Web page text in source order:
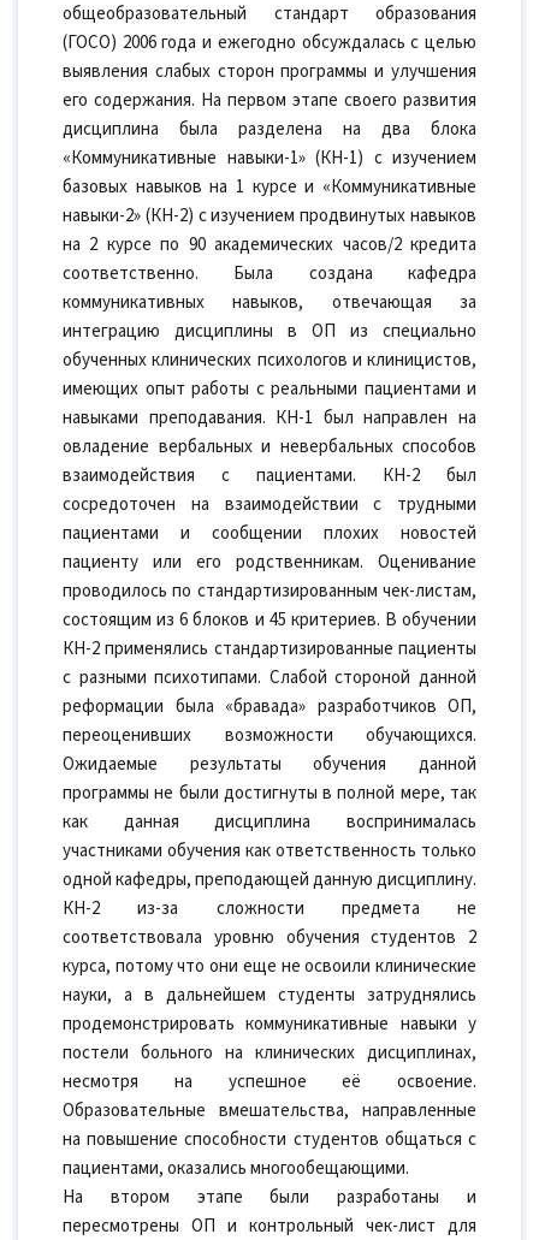
общеобразовательный стандарт образования
(ГОСО) 2006 года и ежегодно обсуждалась с целью
выявления слабых сторон программы и улучшения
его содержания. На первом этапе своего развития
дисциплина была разделена на два блока
«Коммуникативные навыки-1» (КН-1) с изучением
базовых навыков на 1 курсе и «Коммуникативные
навыки-2» (КН-2) с изучением продвинутых навыков
на 2 курсе по 90 академических часов/2 кредита
соответственно. Была создана кафедра
коммуникативных навыков, отвечающая за
интеграцию дисциплины в ОП из специально
обученных клинических психологов и клиницистов,
имеющих опыт работы с реальными пациентами и
навыками преподавания. КН-1 был направлен на
овладение вербальных и невербальных способов
взаимодействия с пациентами. КН-2 был
сосредоточен на взаимодействии с трудными
пациентами и сообщении плохих новостей
пациенту или его родственникам. Оценивание
проводилось по стандартизированным чек-листам,
состоящим из 6 блоков и 45 критериев. В обучении
КН-2 применялись стандартизированные пациенты
с разными психотипами. Слабой стороной данной
реформации была «бравада» разработчиков ОП,
переоценивших возможности обучающихся.
Ожидаемые результаты обучения данной
программы не были достигнуты в полной мере, так
как данная дисциплина воспринималась
участниками обучения как ответственность только
одной кафедры, преподающей данную дисциплину.
КН-2 из-за сложности предмета не
соответствовала уровню обучения студентов 2
курса, потому что они еще не освоили клинические
науки, а в дальнейшем студенты затруднялись
продемонстрировать коммуникативные навыки у
постели больного на клинических дисциплинах,
несмотря на успешное её освоение.
Образовательные вмешательства, направленные
на повышение способности студентов общаться с
пациентами, оказались многообещающими.
На втором этапе были разработаны и
пересмотрены ОП и контрольный чек-лист для